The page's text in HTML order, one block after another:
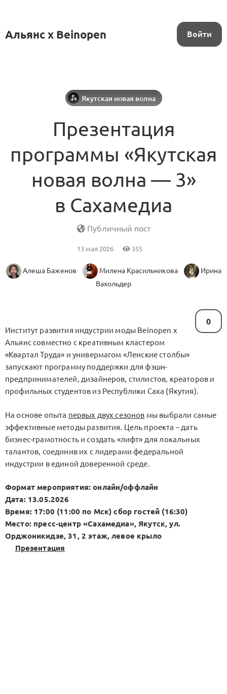
Альянс x Beinopen Войти
Якутская новая волна
Презентация
программы «Якутская
новая волна — 3»
в Сахамедиа
Публичный пост
13 мая 2026 355
Алеша Баженов Милена Красильникова
Ирина
Вахольдер
0
Институт развития индустрии моды Beinopen x
Альянс совместно с креативным кластером
«Квартал Труда» и универмагом «Ленские столбы»
запускают программу поддержки для фэшн-
предпринимателей, дизайнеров, стилистов, креаторов и
профильных студентов из Республики Саха (Якутия).
На основе опыта первых двух сезонов мы выбрали самые
эффективные методы развития. Цель проекта – дать
бизнес-грамотность и создать «лифт» для локальных
талантов, соединив их с лидерами федеральной
индустрии в единой доверенной среде.
Формат мероприятия: онлайн/оффлайн
Дата: 13.05.2026
Время: 17:00 (11:00 по Мск) сбор гостей (16:30)
Место: пресс-центр «Сахамедиа», Якутск, ул.
Орджоникидзе, 31, 2 этаж, левое крыло
Презентация